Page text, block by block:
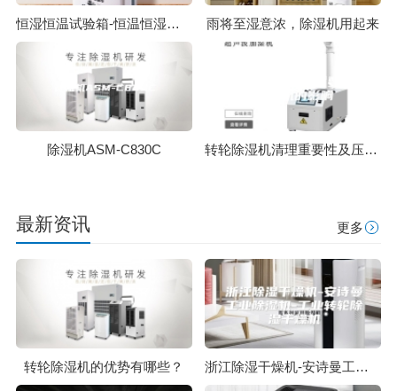
恒湿恒温试验箱-恒温恒湿箱-安诗曼除湿机 雨将至湿意浓，除湿机用起来
除湿机ASM-C830C 转轮除湿机清理重要性及压缩机的影响
最新资讯 更多
转轮除湿机的优势有哪些？ 浙江除湿干燥机-安诗曼工业除湿机-工业转轮除湿干燥机